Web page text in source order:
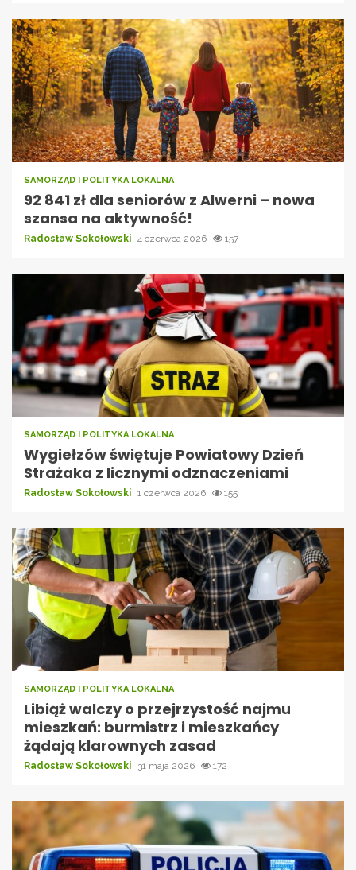
SAMORZĄD I POLITYKA LOKALNA
92 841 zł dla seniorów z Alwerni – nowa
szansa na aktywność!
Radosław Sokołowski 4 czerwca 2026 157
SAMORZĄD I POLITYKA LOKALNA
Wygiełzów świętuje Powiatowy Dzień
Strażaka z licznymi odznaczeniami
Radosław Sokołowski 1 czerwca 2026 155
SAMORZĄD I POLITYKA LOKALNA
Libiąż walczy o przejrzystość najmu
mieszkań: burmistrz i mieszkańcy
żądają klarownych zasad
Radosław Sokołowski 31 maja 2026 172